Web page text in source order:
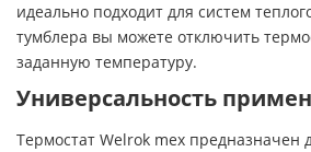
идеально подходит для систем
тумблера вы можете отключить
заданную температуру.
Универсальность
Термостат Welrok mex предназначен